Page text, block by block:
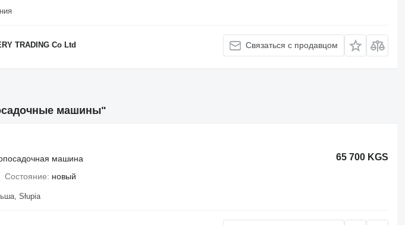
TRADING Co Ltd Связаться с продавцом
машины"
65 700 KGS
машина
Состояние новый
Słupia